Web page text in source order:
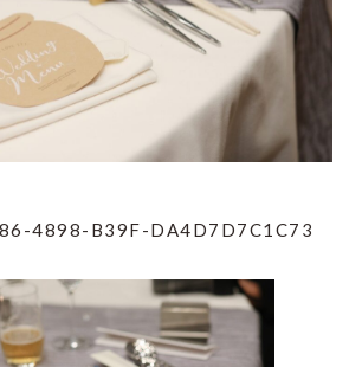
4898-B39F-DA4D7D7C1C73